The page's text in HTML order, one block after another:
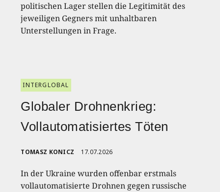
politischen Lager stellen die Legitimität des
jeweiligen Gegners mit unhaltbaren
Unterstellungen in Frage.
INTERGLOBAL
Globaler Drohnenkrieg:
Vollautomatisiertes Töten
TOMASZ KONICZ 17.07.2026
In der Ukraine wurden offenbar erstmals
vollautomatisierte Drohnen gegen russische